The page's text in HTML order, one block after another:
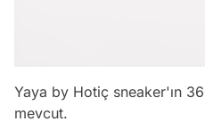
Yaya by Hotiç sneaker'ın
mevcut.